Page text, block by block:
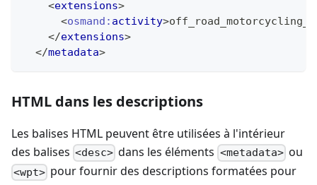
<extensions>
<osmand: activity>
</extensions>
</metadata>
HTML dans les descriptions
Les balises HTML peuvent être utilisées à l'intérieur
des balises <desc> dans les éléments <metadata>ou
<wpt> pour fournir des descriptions formatées pour